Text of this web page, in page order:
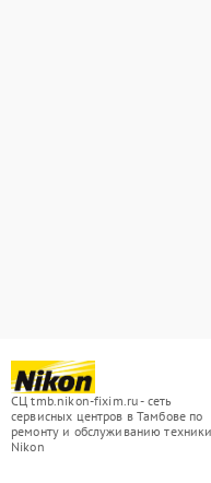
СЦ tmb.nikon-fixim.ru - сеть
сервисных центров в Тамбове по
ремонту и обслуживанию техники
Nikon